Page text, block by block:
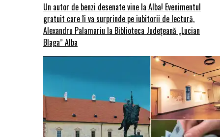
Un autor de benzi desenate vine la Alba! Evenimentul
gratuit care îi va surprinde pe iubitorii de lectură,
Alexandru Palamariu la Biblioteca Județeană „Lucian
Blaga” Alba